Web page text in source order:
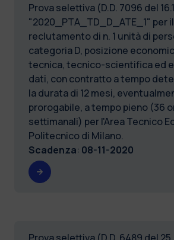
Prova selettiva (D.D. 7096 del
"2020_PTA_TD_D_ATE_1" per il
reclutamento di n. 1 unità di
categoria D, posizione
tecnica, tecnico-scientifica ed
dati, con contratto a tempo
la durata di 12 mesi,
prorogabile, a tempo pieno (36
settimanali) per l'Area Tecnico
Politecnico di Milano.
Scadenza: 08-11-2020